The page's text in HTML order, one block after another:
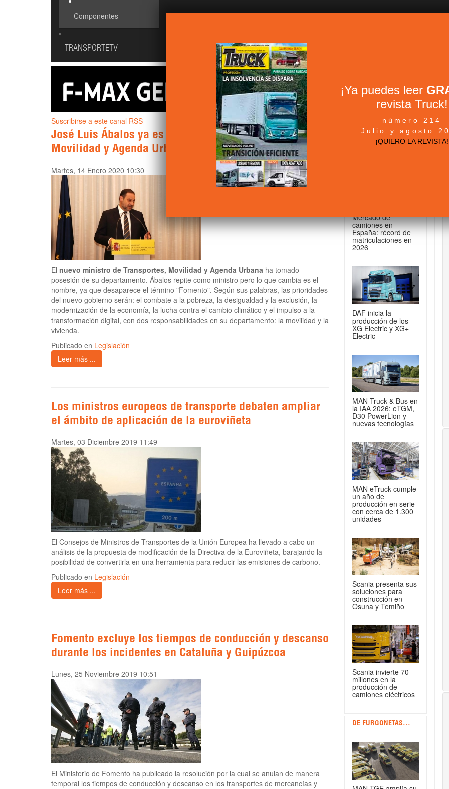
Componentes
TRANSPORTETV
Suscribirse a este canal RSS
José Luis Ábalos ya es ministro de Transportes,
Movilidad y Agenda Urbana
Martes, 14 Enero 2020 10:30
El nuevo ministro de Transportes, Movilidad y Agenda Urbana ha tomado
posesión de su departamento. Ábalos repite como ministro pero lo que cambia es el
nombre, ya que desaparece el término "Fomento". Según sus palabras, las prioridades
del nuevo gobierno serán: el combate a la pobreza, la desigualdad y la exclusión, la
modernización de la economía, la lucha contra el cambio climático y el impulso a la
transformación digital, con dos responsabilidades en su departamento: la movilidad y la
vivienda.
Publicado en Legislación
Leer más ...
Los ministros europeos de transporte debaten ampliar
el ámbito de aplicación de la euroviñeta
Martes, 03 Diciembre 2019 11:49
El Consejos de Ministros de Transportes de la Unión Europea ha llevado a cabo un
análisis de la propuesta de modificación de la Directiva de la Euroviñeta, barajando la
posibilidad de convertirla en una herramienta para reducir las emisiones de carbono.
Publicado en Legislación
Leer más ...
Fomento excluye los tiempos de conducción y descanso
durante los incidentes en Cataluña y Guipúzcoa
Lunes, 25 Noviembre 2019 10:51
El Ministerio de Fomento ha publicado la resolución por la cual se anulan de manera
temporal los tiempos de conducción y descanso en los transportes de mercancías y
+ NOTICIAS...
Mercado de
camiones en
España: récord de
matriculaciones en
2026
DAF inicia la
producción de los
XG Electric y XG+
Electric
MAN Truck & Bus en
la IAA 2026: eTGM,
D30 PowerLion y
nuevas tecnologías
MAN eTruck cumple
un año de
producción en serie
con cerca de 1.300
unidades
Scania presenta sus
soluciones para
construcción en
Osuna y Temiño
Scania invierte 70
millones en la
producción de
camiones eléctricos
DE FURGONETAS...
¡Ya puedes leer
revista Truck!
número 214
Julio y agosto
¡QUIERO LA REVISTA!